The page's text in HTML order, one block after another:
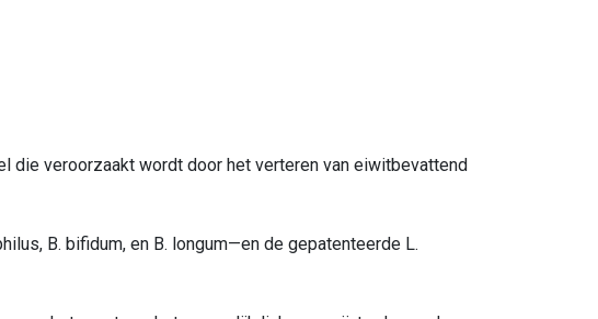
die veroorzaakt wordt door het verteren van eiwitbevattend
B. bifidum, en B. longum—en de gepatenteerde L.